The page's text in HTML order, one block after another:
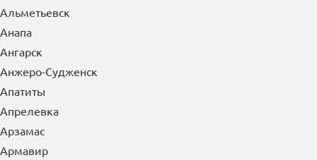
А
Абакан
Азов
Александров
Алексин
Альметьевск
Анапа
Ангарск